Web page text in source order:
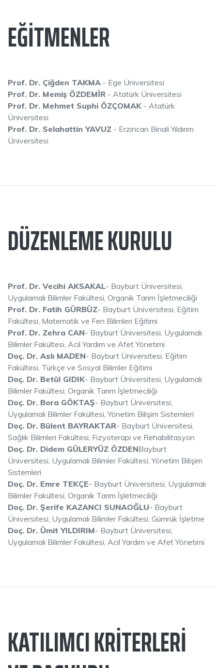
EĞITMENLER
Prof. Dr. Çiğden TAKMA - Ege Üniversitesi
Prof. Dr. Memiş ÖZDEMİR - Atatürk Üniversitesi
Prof. Dr. Mehmet Suphi ÖZÇOMAK - Atatürk
Üniversitesi
Prof. Dr. Selahattin YAVUZ - Erzincan Binali Yıldırım
Üniversitesi
DÜZENLEME KURULU
Prof. Dr. Vecihi AKSAKAL- Bayburt Üniversitesi,
Uygulamalı Bilimler Fakültesi, Organik Tarım İşletmeciliği
Prof. Dr. Fatih GÜRBÜZ- Bayburt Üniversitesi, Eğitim
Fakültesi, Matematik ve Fen Bilimleri Eğitimi
Prof. Dr. Zehra CAN- Bayburt Üniversitesi, Uygulamalı
Bilimler Fakültesi, Acil Yardım ve Afet Yönetimi
Doç. Dr. Aslı MADEN- Bayburt Üniversitesi, Eğitim
Fakültesi, Türkçe ve Sosyal Bilimler Eğitimi
Doç. Dr. Betül GIDIK- Bayburt Üniversitesi, Uygulamalı
Bilimler Fakültesi, Organik Tarım İşletmeciliği
Doç. Dr. Bora GÖKTAŞ- Bayburt Üniversitesi,
Uygulamalı Bilimler Fakültesi, Yönetim Bilişim Sistemleri
Doç. Dr. Bülent BAYRAKTAR- Bayburt Üniversitesi,
Sağlık Bilimleri Fakültesi, Fizyoterapi ve Rehabilitasyon
Doç. Dr. Didem GÜLERYÜZ ÖZDENBayburt
Üniversitesi, Uygulamalı Bilimler Fakültesi, Yönetim Bilişim
Sistemleri
Doç. Dr. Emre TEKÇE- Bayburt Üniversitesi, Uygulamalı
Bilimler Fakültesi, Organik Tarım İşletmeciliği
Doç. Dr. Şerife KAZANCI SUNAOĞLU- Bayburt
Üniversitesi, Uygulamalı Bilimler Fakültesi, Gümrük İşletme
Doç. Dr. Ümit YILDIRIM- Bayburt Üniversitesi,
Uygulamalı Bilimler Fakültesi, Acil Yardım ve Afet Yönetimi
KATILIMCI KRITERLERI